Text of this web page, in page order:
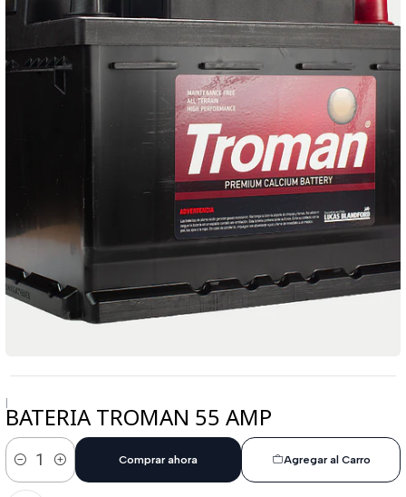
|BATERIA TROMAN 55 AMP
Cantidad
Agregar al Carro
Comprar ahora